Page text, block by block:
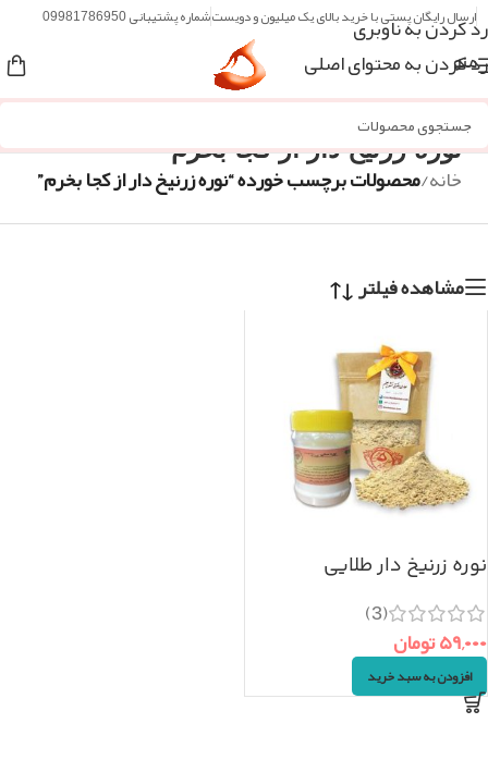
رد کردن به ناوبری
رد کردن به محتوای اصلی
ارسال رایگان پستی با خرید بالای یک میلیون و دویستشماره پشتیبانی 09981786950
منو
نوره زرنیخ دار از کجا بخرم
خانه/محصولات برچسب خورده “نوره زرنیخ دار از کجا بخرم”
مشاهده فیلتر
نوره زرنیخ دار طلایی
(3)
۵۹,۰۰۰تومان
افزودن به سبد خرید